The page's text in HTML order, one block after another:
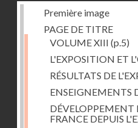
Première image
PAGE DE TITRE
VOLUME XIII (p.5)
L'EXPOSITION ET
RÉSULTATS DE
ENSEIGNEMENTS
FRANCE DEPUIS